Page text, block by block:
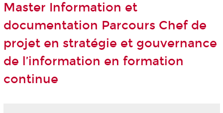
Master Information et
documentation Parcours Chef de
projet en stratégie et gouvernance
de l’information en formation
continue